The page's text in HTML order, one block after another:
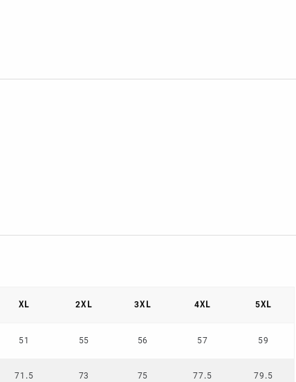
XL 2XL 3XL 4XL 5XL
51 55 56 57 59
71.5 73 75 77.5 79.5